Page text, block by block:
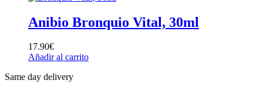
Anibio Bronquio Vital, 30ml
17.90€
Añadir al carrito
Same day delivery